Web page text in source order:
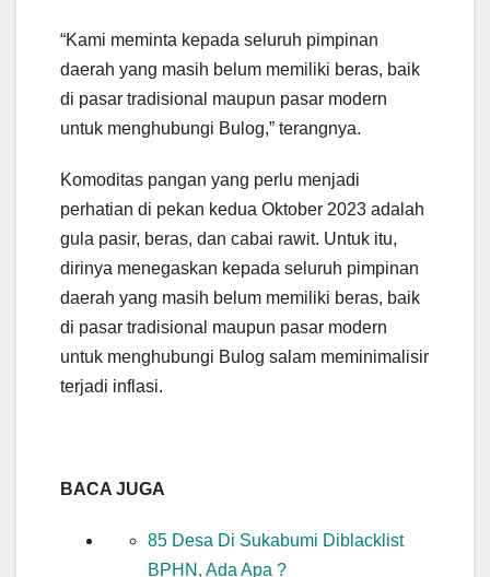
“Kami meminta kepada seluruh pimpinan
daerah yang masih belum memiliki beras, baik
di pasar tradisional maupun pasar modern
untuk menghubungi Bulog,” terangnya.
Komoditas pangan yang perlu menjadi
perhatian di pekan kedua Oktober 2023 adalah
gula pasir, beras, dan cabai rawit. Untuk itu,
dirinya menegaskan kepada seluruh pimpinan
daerah yang masih belum memiliki beras, baik
di pasar tradisional maupun pasar modern
untuk menghubungi Bulog salam meminimalisir
terjadi inflasi.
BACA JUGA
85 Desa Di Sukabumi Diblacklist
BPHN, Ada Apa ?